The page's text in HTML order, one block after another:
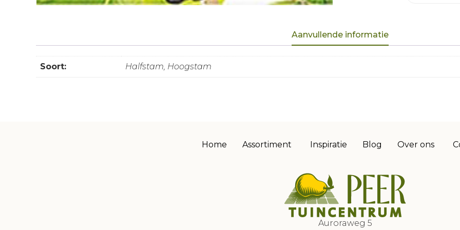
Aanvullende informatie
Soort: Halfstam, Hoogstam
Home Assortiment Inspiratie Blog Over ons
Auroraweg 5